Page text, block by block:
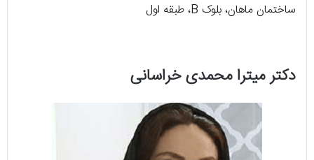
ساختمان ماهان، بلوک B، طبقه اول
دکتر میترا محمدی خراسانی